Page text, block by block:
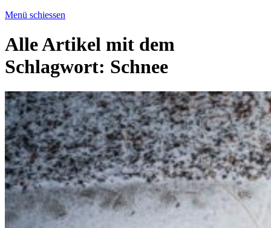
Menü schiessen
Alle Artikel mit dem
Schlagwort: Schnee